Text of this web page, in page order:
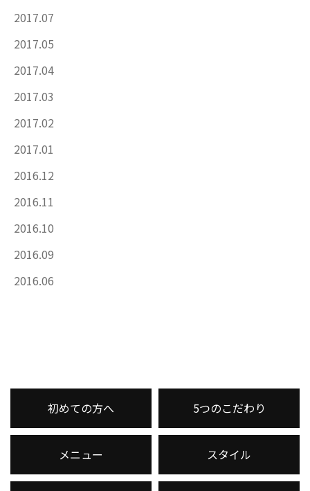
2017.07
2017.05
2017.04
2017.03
2017.02
2017.01
2016.12
2016.11
2016.10
2016.09
2016.06
初めての方へ 5つのこだわり
メニュー スタイル